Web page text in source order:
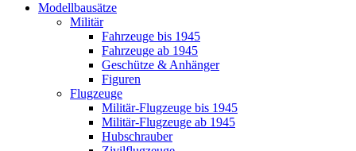
Modellbausätze
Militär
Fahrzeuge bis 1945
Fahrzeuge ab 1945
Geschütze & Anhänger
Figuren
Flugzeuge
Militär-Flugzeuge bis 1945
Militär-Flugzeuge ab 1945
Hubschrauber